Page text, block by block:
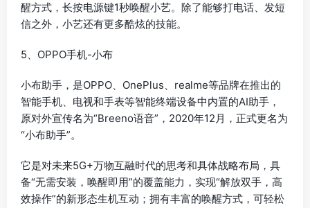
醒方式，长按电源键1秒唤醒小艺。除了能够打电话、发短
信之外，小艺还有更多酷炫的技能。
5、OPPO手机-小布
小布助手，是OPPO、OnePlus、realme等品牌在推出的
智能手机、电视和手表等智能终端设备中内置的AI助手，
原对外宣传名为“Breeno语音”，2020年12月，正式更名为
“小布助手”。
它是对未来5G+万物互融时代的思考和具体战略布局，具
备“无需安装，唤醒即用”的覆盖能力，实现“解放双手，高
效操作”的新形态生机互动；拥有丰富的唤醒方式，可轻松